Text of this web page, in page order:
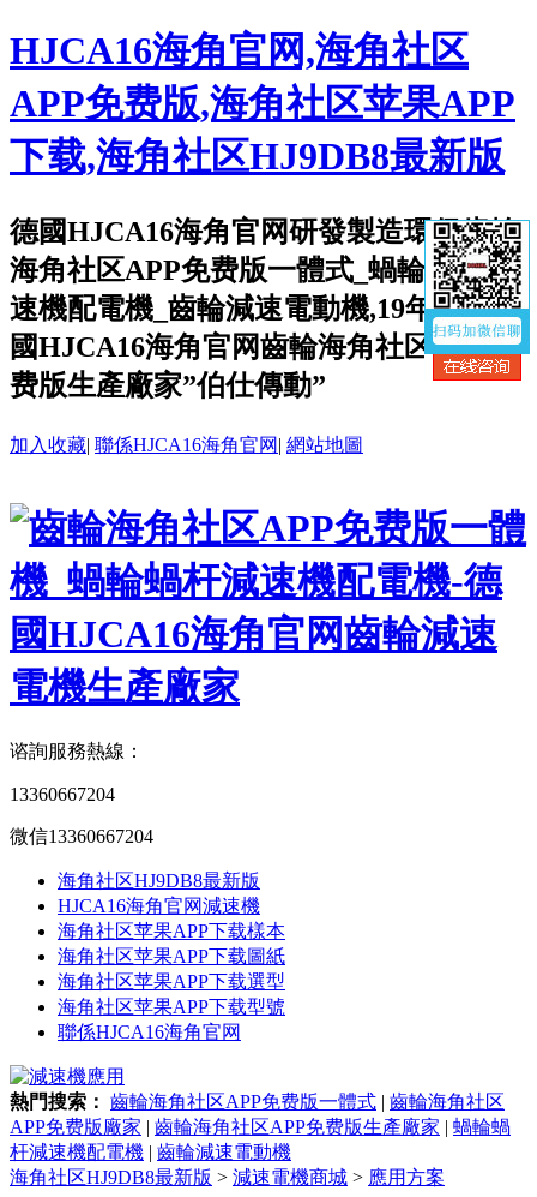
HJCA16海角官网,海角社区
APP免费版,海角社区苹果APP
下载,海角社区HJ9DB8最新版
德國HJCA16海角官网研發製造環保齒輪
海角社区APP免费版一體式_蝸輪蝸杆減
速機配電機_齒輪減速電動機,19年創辦中
國HJCA16海角官网齒輪海角社区APP免
费版生產廠家”伯仕傳動”
加入收藏| 聯係HJCA16海角官网 | 網站地圖
谘詢服務熱線：
13360667204
微信13360667204
海角社区HJ9DB8最新版
HJCA16海角官网減速機
海角社区苹果APP下载樣本
海角社区苹果APP下载圖紙
海角社区苹果APP下载選型
海角社区苹果APP下载型號
聯係HJCA16海角官网
熱門搜索： 齒輪海角社区APP免费版一體式 | 齒輪海角社区
APP免费版廠家 | 齒輪海角社区APP免费版生產廠家 | 蝸輪蝸
杆減速機配電機 | 齒輪減速電動機
海角社区HJ9DB8最新版 > 減速電機商城 > 應用方案